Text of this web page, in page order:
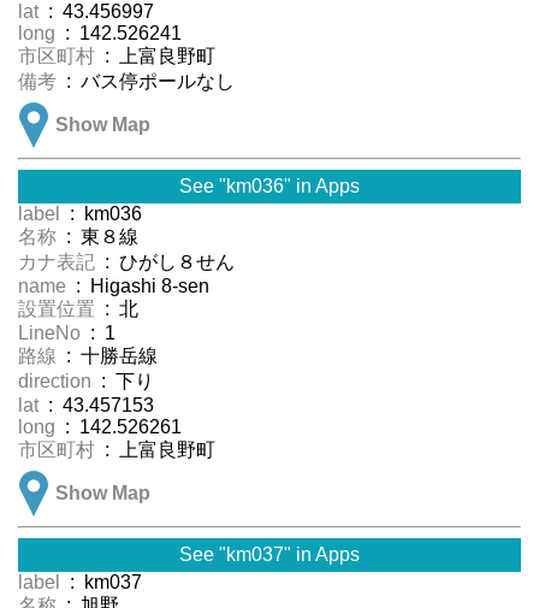
lat : 43.456997
long : 142.526241
市区町村 : 上富良野町
備考 : バス停ポールなし
Show Map
See "km036" in Apps
label
: km036
名称 : 東８線
カナ表記 : ひがし８せん
name : Higashi 8-sen
設置位置 : 北
LineNo : 1
路線 : 十勝岳線
direction : 下り
lat : 43.457153
long : 142.526261
市区町村 : 上富良野町
Show Map
See "km037" in Apps
label
: km037